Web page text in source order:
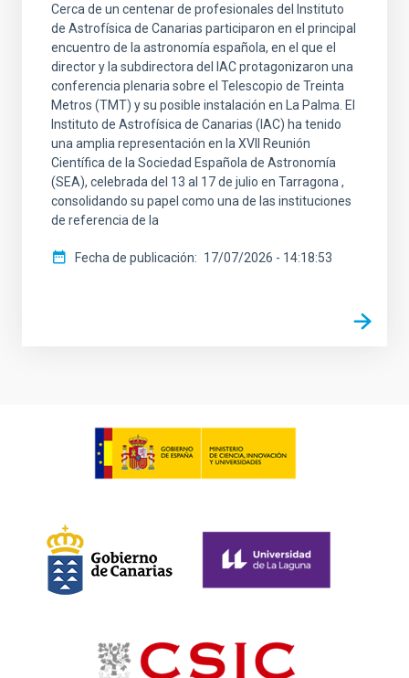
Cerca de un centenar de profesionales del Instituto
de Astrofísica de Canarias participaron en el principal
encuentro de la astronomía española, en el que el
director y la subdirectora del IAC protagonizaron una
conferencia plenaria sobre el Telescopio de Treinta
Metros (TMT) y su posible instalación en La Palma. El
Instituto de Astrofísica de Canarias (IAC) ha tenido
una amplia representación en la XVII Reunión
Científica de la Sociedad Española de Astronomía
(SEA), celebrada del 13 al 17 de julio en Tarragona ,
consolidando su papel como una de las instituciones
de referencia de la
Fecha de publicación 17/07/2026 - 14:18:53